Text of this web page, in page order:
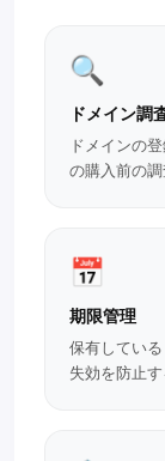
🔍
ドメイン調
ドメインの
の購入前の
📅
期限管理
保有してい
失効を防止